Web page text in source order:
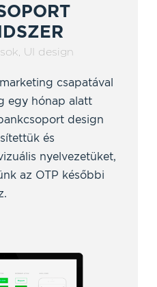
, UI design
csapatával
egy hónap alatt
design
és
nyelvezetüket,
az OTP későbbi